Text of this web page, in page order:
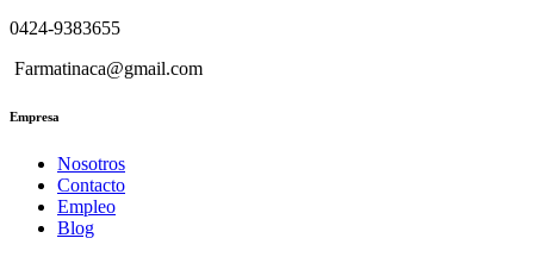
0424-9383655
Farmatinaca@gmail.com
Empresa
Nosotros
Contacto
Empleo
Blog